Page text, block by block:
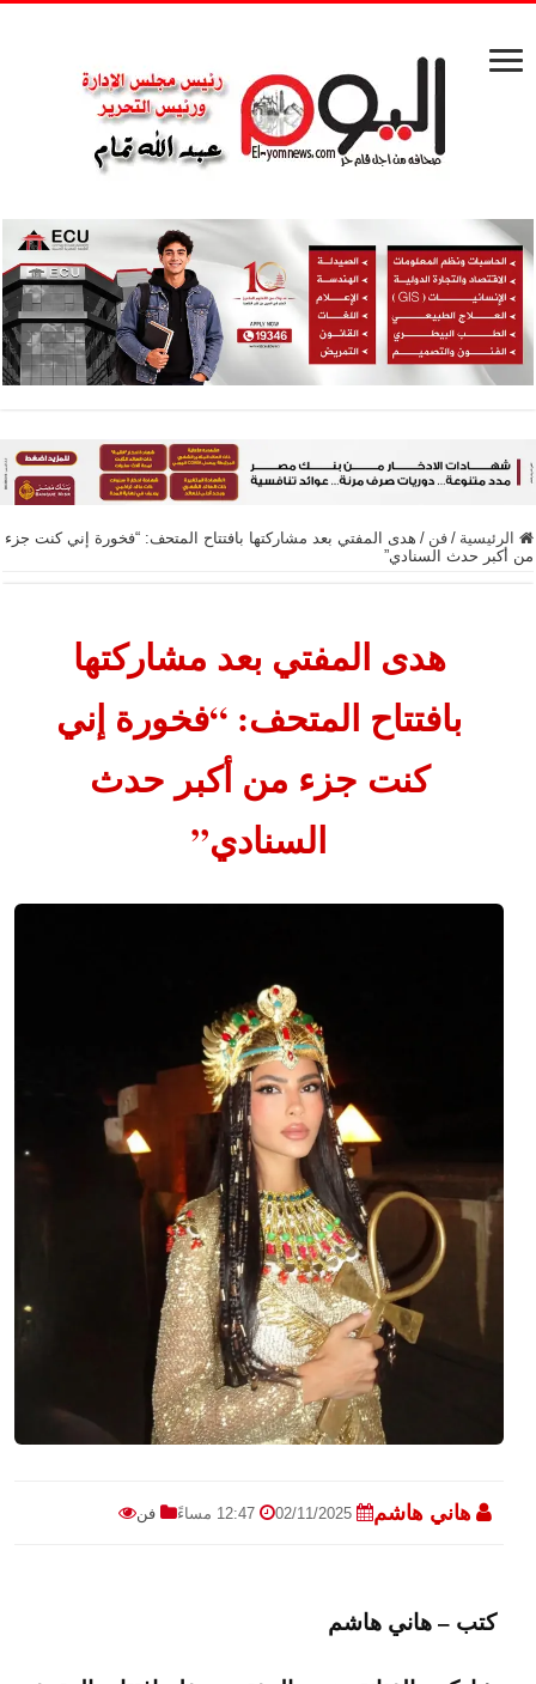
الرئيسية / فن / هدى المفتي بعد مشاركتها بافتتاح المتحف: “فخورة إني كنت جزء
من أكبر حدث السنادي”
هدى المفتي بعد مشاركتها
بافتتاح المتحف: “فخورة إني
كنت جزء من أكبر حدث
السنادي”
هاني هاشم 02/11/2025 12:47 مساءً فن
كتب – هاني هاشم